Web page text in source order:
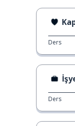
Ders
Ders